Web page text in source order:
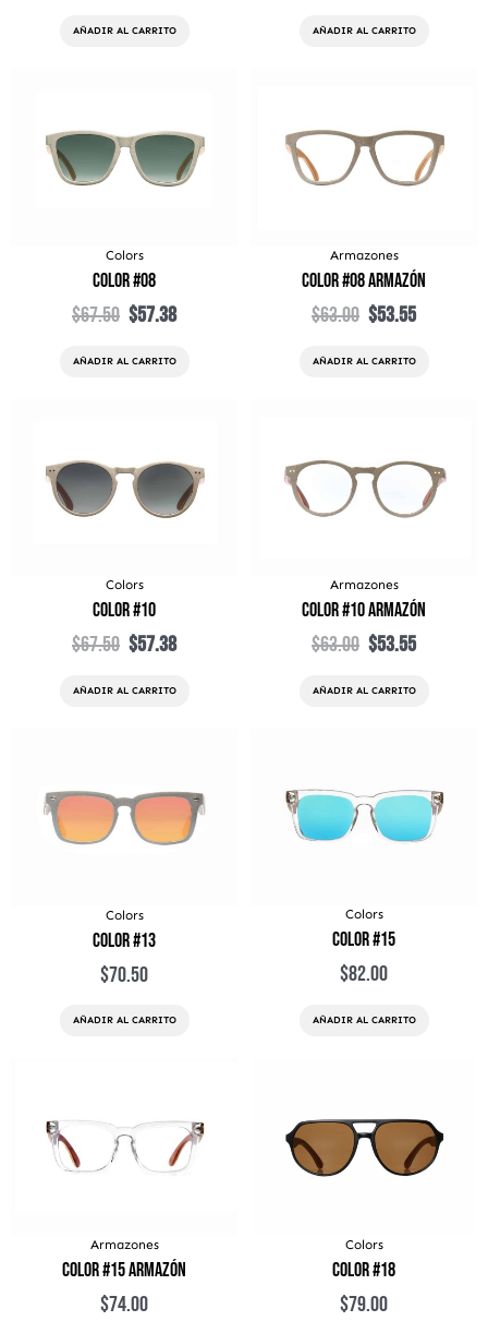
AÑADIR AL CARRITO AÑADIR AL CARRITO
Colors
Color #08
$67.50
original
era:
$67.50.
$57.38
actual
es:
$57.38.
AÑADIR AL CARRITO
Armazones
Color #08 Armazón
$63.00
original
era:
$63.00.
$53.55
actual
es:
AÑADIR AL CARRITO
Colors
Color #10
$67.50
original
era:
$67.50.
$57.38
actual
es:
$57.38.
AÑADIR AL CARRITO
Armazones
Color #10 Armazón
$63.00
original
era:
$63.00.
$53.55
actual
es:
AÑADIR AL CARRITO
Colors
Color #13
$70.50
AÑADIR AL CARRITO
Colors
Color #15
$82.00
AÑADIR AL CARRITO
Armazones
Color #15 Armazón
$74.00
Colors
Color #18
$79.00